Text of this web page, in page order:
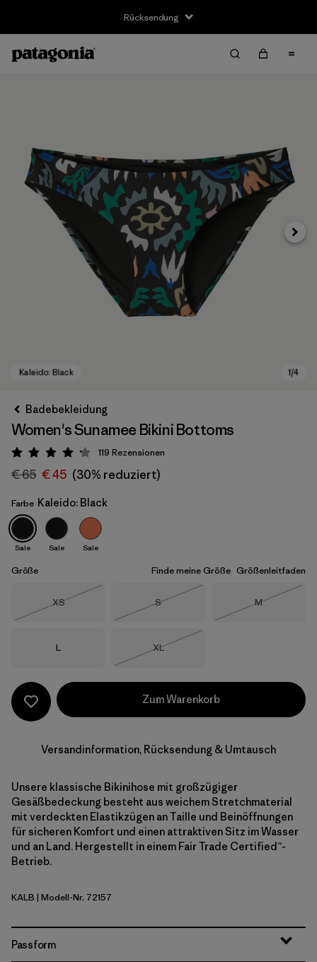
Rücksendung
Kaleido: Black
Badebekleidung
Women's Sunamee Bikini Bottoms
Bewertung: 4.2 / 5
119 Rezensionen
€ 65 € 45 (30% reduziert)
Farbe Kaleido: Black
Sale Sale Sale
Größe Finde meine Größe Größenleitfaden
Größe
XS
Größe
S
Größe
M
Größe
L Größe
XL
Zum Warenkorb
Versandinformation, Rücksendung & Umtausch
Unsere klassische Bikinihose mit großzügiger
Gesäßbedeckung besteht aus weichem Stretchmaterial
mit verdeckten Elastikzügen an Taille und Beinöffnungen
für sicheren Komfort und einen attraktiven Sitz im Wasser
und an Land. Hergestellt in einem Fair Trade Certified™-
Betrieb.
Kaleido: Black
KALB | Modell-Nr. 72157
Passform